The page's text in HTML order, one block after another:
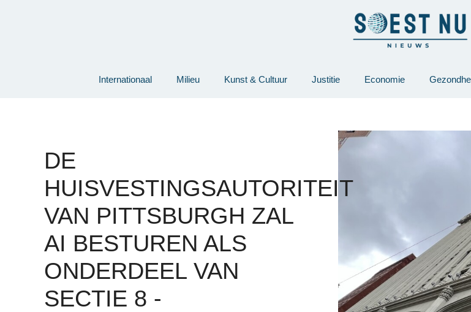
Internationaal Milieu Kunst & Cultuur Justitie Economie
DE
HUISVESTINGSAUTORITEIT
VAN PITTSBURGH ZAL
AI BESTUREN ALS
ONDERDEEL VAN
SECTIE 8 -